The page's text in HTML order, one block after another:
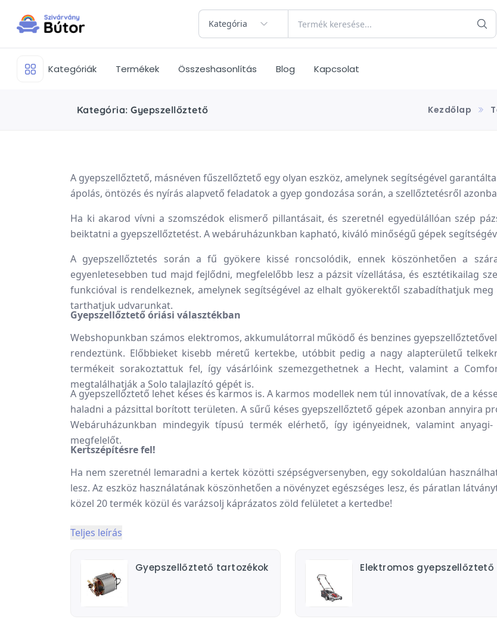
Kategória
Kategóriák Termékek Összeshasonlítás Blog Kapcsolat
Kategória: Gyepszellőztető Kezdőlap
A gyepszellőztető, másnéven fűszellőztető egy olyan eszköz, amelynek segítségével
ápolás, öntözés és nyírás alapvető feladatok a gyep gondozása során, a szellőztetésről
Ha ki akarod vívni a szomszédok elismerő pillantásait, és szeretnél egyedülállóan szép
beiktatni a gyepszellőztetést. A webáruházunkban kapható, kiváló minőségű gépek
A gyepszellőztetés során a fű gyökere kissé roncsolódik, ennek köszönhetően a
egyenletesebben tud majd fejlődni, megfelelőbb lesz a pázsit vízellátása, és esztétikailag
funkcióval is rendelkeznek, amelynek segítségével az elhalt gyökerektől szabadíthatjuk
tarthatjuk udvarunkat.
Gyepszellőztető óriási választékban
Webshopunkban számos elektromos, akkumulátorral működő és benzines
rendeztünk. Előbbieket kisebb méretű kertekbe, utóbbit pedig a nagy alapterületű
termékeit sorakoztattuk fel, így vásárlóink szemezgethetnek a Hecht, valamint a
megtalálhatják a Solo talajlazító gépét is.
A gyepszellőztető lehet késes és karmos is. A karmos modellek nem túl innovatívak, de a
haladni a pázsittal borított területen. A sűrű késes gyepszellőztető gépek azonban annyira
Webáruházunkban mindegyik típusú termék elérhető, így igényeidnek, valamint
megfelelőt.
Kertszépítésre fel!
Ha nem szeretnél lemaradni a kertek közötti szépségversenyben, egy sokoldalúan
lesz. Az eszköz használatának köszönhetően a növényzet egészséges lesz, és páratlan
közel 20 termék közül és varázsolj káprázatos zöld felületet a kertedbe!
Teljes leírás
Gyepszellőztető tartozékok Elektromos gyepszellőztető